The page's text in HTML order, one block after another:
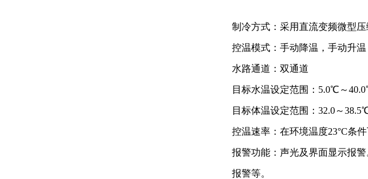
制冷方式： 采用直流变频微型
控温模式：手动降温，手动升温
水路通道： 双通道
目标水温设定范围： 5.0℃～
目标体温设定范围 ： 32.0～
控温速率：在环境温度23°C条
报警功能：声光及界面显示报
报警等。